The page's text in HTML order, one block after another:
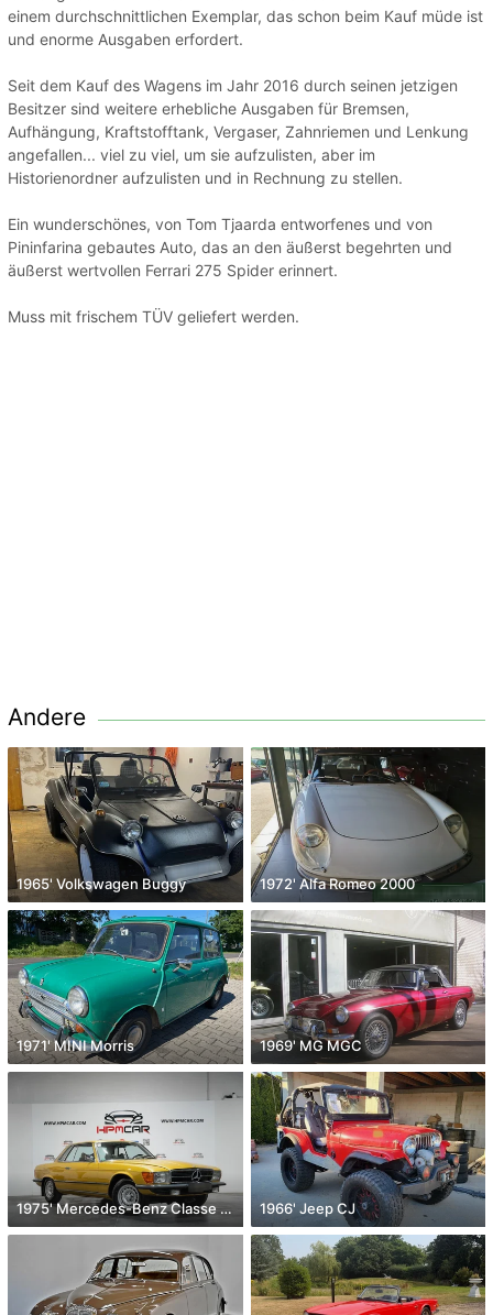
einem durchschnittlichen Exemplar, das schon beim Kauf müde ist
und enorme Ausgaben erfordert.
Seit dem Kauf des Wagens im Jahr 2016 durch seinen jetzigen
Besitzer sind weitere erhebliche Ausgaben für Bremsen,
Aufhängung, Kraftstofftank, Vergaser, Zahnriemen und Lenkung
angefallen... viel zu viel, um sie aufzulisten, aber im
Historienordner aufzulisten und in Rechnung zu stellen.
Ein wunderschönes, von Tom Tjaarda entworfenes und von
Pininfarina gebautes Auto, das an den äußerst begehrten und
äußerst wertvollen Ferrari 275 Spider erinnert.
Muss mit frischem TÜV geliefert werden.
Andere
1965' Volkswagen Buggy 1972' Alfa Romeo 2000
1971' MINI Morris 1969' MG MGC
1975' Mercedes-Benz Classe Slc 1966' Jeep CJ